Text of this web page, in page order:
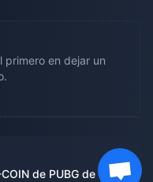
primero en dejar un
de PUBG de 91,43